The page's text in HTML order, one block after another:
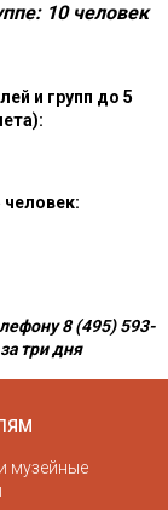
10 человек
и групп до 5
человек:
8 (495) 593-
три дня
музейные